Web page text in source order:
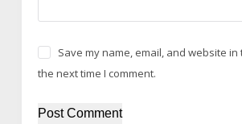
Save my name, email, and website
the next time I comment.
Post Comment